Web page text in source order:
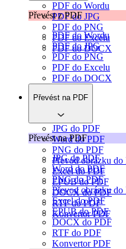
PDF do Wordu
PDF do JPG
PDF do PNG
PDF do Excelu
PDF do DOCX
Převést z PDF
PDF do Wordu
PDF do JPG
PDF do PNG
PDF do Excelu
PDF do DOCX
Převést na PDF
JPG do PDF
Word do PDF
PNG do PDF
Převod obrázku do
Excel do PDF
EPUB do PDF
DOCX do PDF
RTF do PDF
Konvertor PDF
Převést na PDF
JPG do PDF
Word do PDF
PNG do PDF
Převod obrázku do
Excel do PDF
EPUB do PDF
DOCX do PDF
RTF do PDF
Konvertor PDF